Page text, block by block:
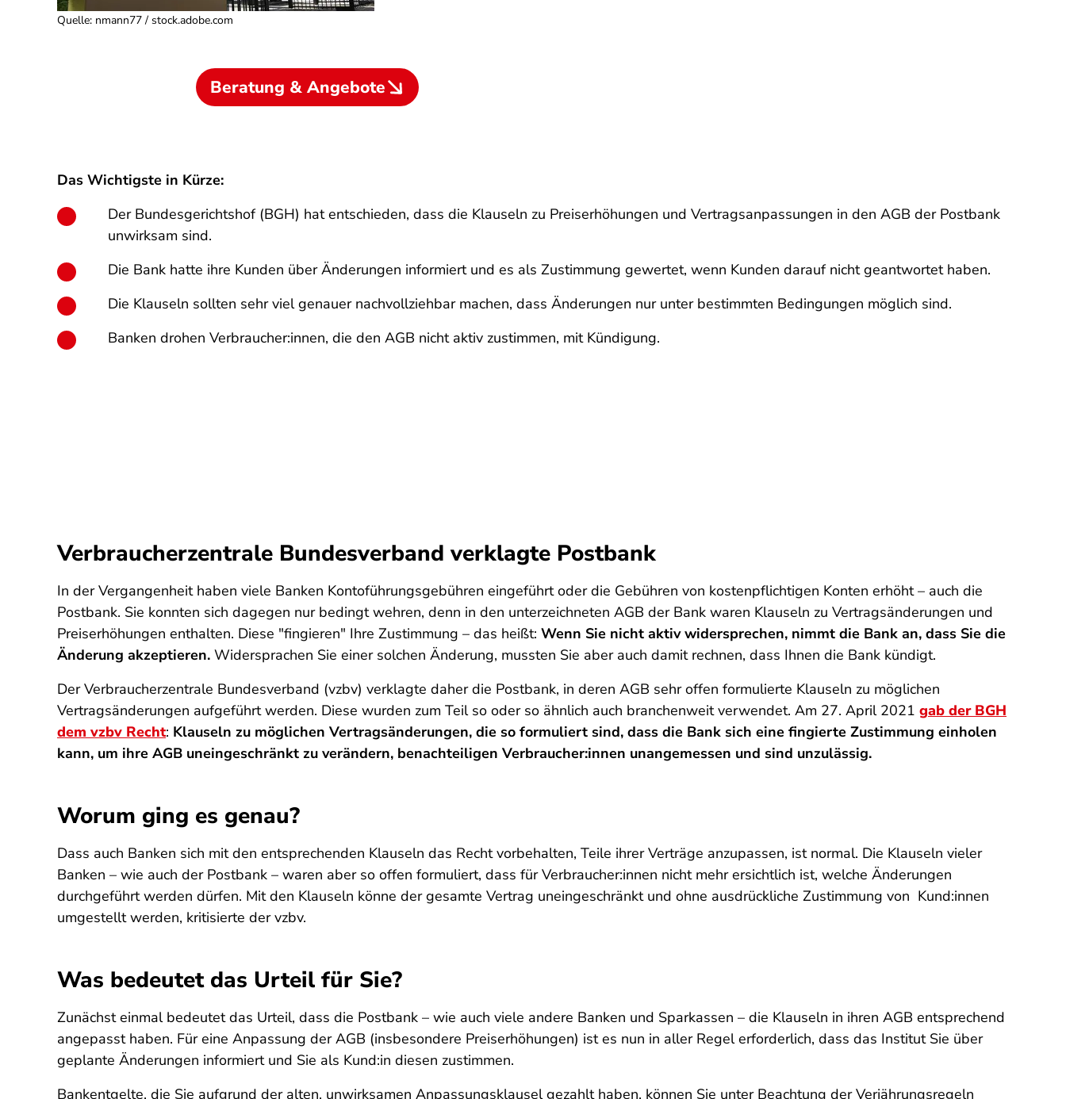
Quelle: nmann77 / stock.adobe.com
Beratung & Angebote
Das Wichtigste in Kürze:
Der Bundesgerichtshof (BGH) hat entschieden, dass die Klauseln zu Preiserhöhungen und Vertragsanpassungen in den AGB der Postbank
unwirksam sind.
Die Bank hatte ihre Kunden über Änderungen informiert und es als Zustimmung gewertet, wenn Kunden darauf nicht geantwortet haben.
Die Klauseln sollten sehr viel genauer nachvollziehbar machen, dass Änderungen nur unter bestimmten Bedingungen möglich sind.
Banken drohen Verbraucher:innen, die den AGB nicht aktiv zustimmen, mit Kündigung.
Verbraucherzentrale Bundesverband verklagte Postbank
In der Vergangenheit haben viele Banken Kontoführungsgebühren eingeführt oder die Gebühren von kostenpflichtigen Konten erhöht – auch die
Postbank. Sie konnten sich dagegen nur bedingt wehren, denn in den unterzeichneten AGB der Bank waren Klauseln zu Vertragsänderungen und
Preiserhöhungen enthalten. Diese "fingieren" Ihre Zustimmung – das heißt: Wenn Sie nicht aktiv widersprechen, nimmt die Bank an, dass Sie die
Änderung akzeptieren. Widersprachen Sie einer solchen Änderung, mussten Sie aber auch damit rechnen, dass Ihnen die Bank kündigt.
Der Verbraucherzentrale Bundesverband (vzbv) verklagte daher die Postbank, in deren AGB sehr offen formulierte Klauseln zu möglichen
Vertragsänderungen aufgeführt werden. Diese wurden zum Teil so oder so ähnlich auch branchenweit verwendet. Am 27. April 2021 gab der BGH
dem vzbv Recht: Klauseln zu möglichen Vertragsänderungen, die so formuliert sind, dass die Bank sich eine fingierte Zustimmung einholen
kann, um ihre AGB uneingeschränkt zu verändern, benachteiligen Verbraucher:innen unangemessen und sind unzulässig.
Worum ging es genau?
Dass auch Banken sich mit den entsprechenden Klauseln das Recht vorbehalten, Teile ihrer Verträge anzupassen, ist normal. Die Klauseln vieler
Banken – wie auch der Postbank – waren aber so offen formuliert, dass für Verbraucher:innen nicht mehr ersichtlich ist, welche Änderungen
durchgeführt werden dürfen. Mit den Klauseln könne der gesamte Vertrag uneingeschränkt und ohne ausdrückliche Zustimmung von Kund:innen
umgestellt werden, kritisierte der vzbv.
Was bedeutet das Urteil für Sie?
Zunächst einmal bedeutet das Urteil, dass die Postbank – wie auch viele andere Banken und Sparkassen – die Klauseln in ihren AGB entsprechend
angepasst haben. Für eine Anpassung der AGB (insbesondere Preiserhöhungen) ist es nun in aller Regel erforderlich, dass das Institut Sie über
geplante Änderungen informiert und Sie als Kund:in diesen zustimmen.
Bankentgelte, die Sie aufgrund der alten, unwirksamen Anpassungsklausel gezahlt haben, können Sie unter Beachtung der Verjährungsregeln